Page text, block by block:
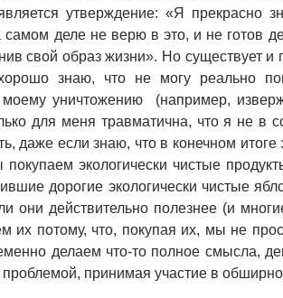
утверждение: «Я прекрасно
деле не верю в это, и не готов
свой образ жизни». Но существует
знаю, что не могу реально
моему уничтожению (например,
для меня травматична, что я не в
даже если знаю, что в конечном
экологически чистые
дорогие экологически чистые
они действительно полезнее (и
их потому, что, покупая их, мы не
делаем что-то полное смысла,
проблемой, принимая участие в